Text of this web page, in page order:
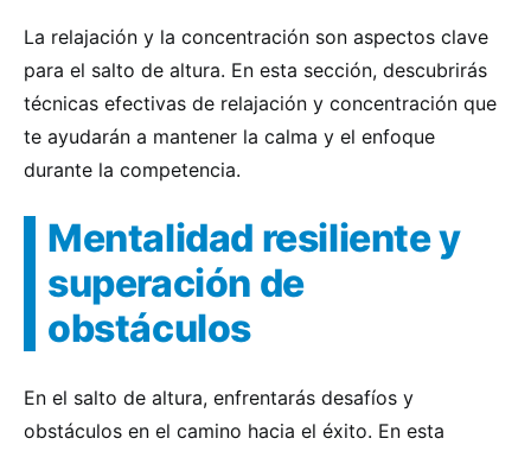
La relajación y la concentración son aspectos clave
para el salto de altura. En esta sección, descubrirás
técnicas efectivas de relajación y concentración que
te ayudarán a mantener la calma y el enfoque
durante la competencia.
Mentalidad resiliente y
superación de
obstáculos
En el salto de altura, enfrentarás desafíos y
obstáculos en el camino hacia el éxito. En esta